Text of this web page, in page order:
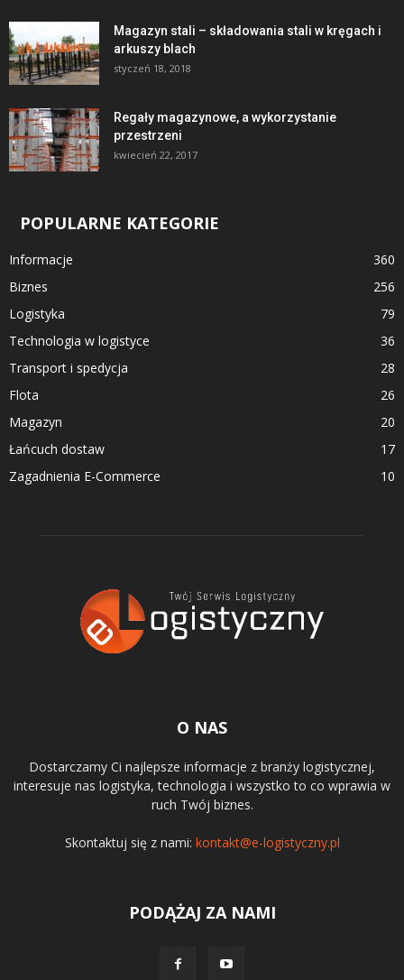
Magazyn stali – składowania stali w kręgach i
arkuszy blach
styczeń 18, 2018
Regały magazynowe, a wykorzystanie
przestrzeni
kwiecień 22, 2017
POPULARNE KATEGORIE
Informacje
360
Biznes
256
Logistyka
79
Technologia w logistyce
36
Transport i spedycja
28
Flota
26
Magazyn
20
Łańcuch dostaw
17
Zagadnienia E-Commerce
10
O NAS
Dostarczamy Ci najlepsze informacje z branży logistycznej,
interesuje nas logistyka, technologia i wszystko to co wprawia w
ruch Twój biznes.
Skontaktuj się z nami: kontakt@e-logistyczny.pl
PODĄŻAJ ZA NAMI